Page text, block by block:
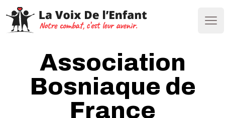
Association
Bosniaque de
France